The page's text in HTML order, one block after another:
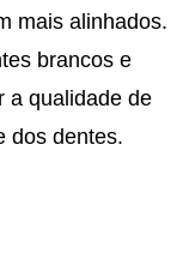
mais alinhados.
brancos e
a qualidade de
dos dentes.